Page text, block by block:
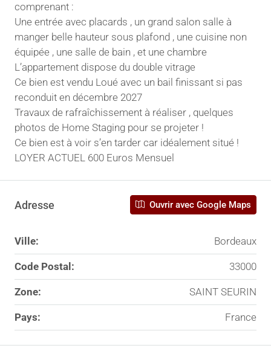
comprenant :
Une entrée avec placards , un grand salon salle à
manger belle hauteur sous plafond , une cuisine non
équipée , une salle de bain , et une chambre
L’appartement dispose du double vitrage
Ce bien est vendu Loué avec un bail finissant si pas
reconduit en décembre 2027
Travaux de rafraîchissement à réaliser , quelques
photos de Home Staging pour se projeter !
Ce bien est à voir s’en tarder car idéalement situé !
LOYER ACTUEL 600 Euros Mensuel
Adresse Ouvrir avec Google Maps
Ville: Bordeaux
Code Postal: 33000
Zone: SAINT SEURIN
Pays: France